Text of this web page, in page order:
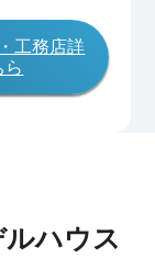
工務店詳
ら
ハウス